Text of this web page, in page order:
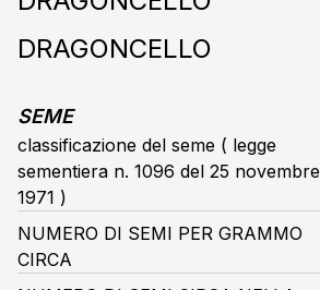
DRAGONCELLO
SEME
classificazione del seme ( legge
sementiera n. 1096 del 25 novembre
1971 )
NUMERO DI SEMI PER GRAMMO
CIRCA